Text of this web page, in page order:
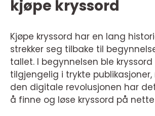
kjøpe kryssord
Kjøpe kryssord har en lang
strekker seg tilbake til
tallet. I begynnelsen ble kryssord
tilgjengelig i trykte
den digitale revolusjonen har
å finne og løse kryssord på